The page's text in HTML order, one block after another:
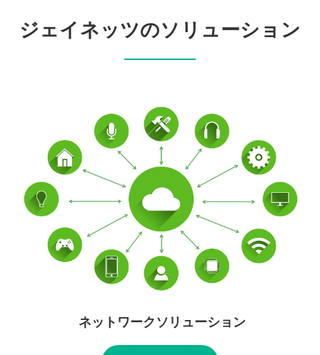
ジェイネッツのソリューション
ネットワークソリューション